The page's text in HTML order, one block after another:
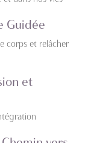
Guidée
corps et relâcher
et